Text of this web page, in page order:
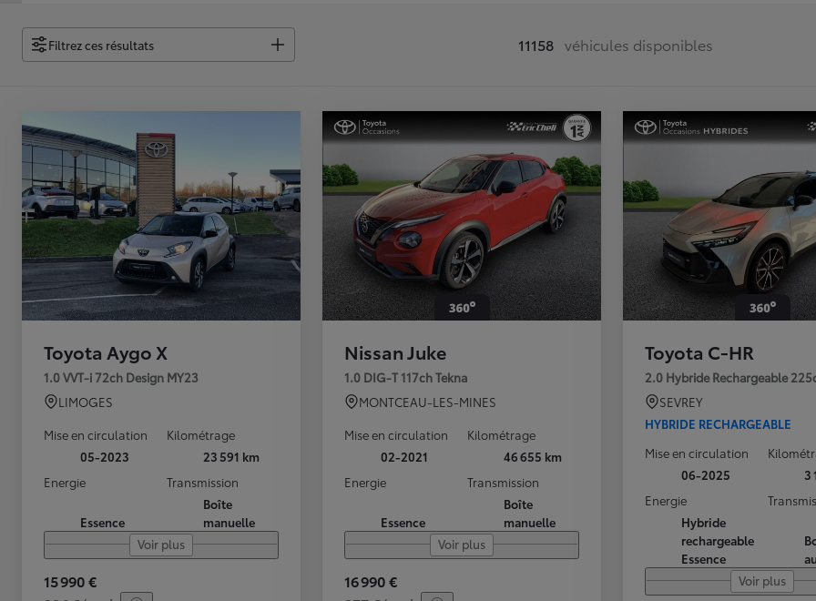
Filtrez ces résultats 11158 véhicules disponibles
Toyota Aygo X
1.0 VVT-i 72ch Design MY23
LIMOGES
Mise en circulation
05-2023
Kilométrage
23 591 km
Energie
Essence
Transmission
Boîte
manuelle
Voir plus
15 990 €
Nissan Juke
1.0 DIG-T 117ch Tekna
MONTCEAU-LES-MINES
Mise en circulation
02-2021
Kilométrage
46 655 km
Energie
Essence
Transmission
Boîte
manuelle
Voir plus
16 990 €
Toyota C-HR
2.0 Hybride Rechargeable
SEVREY
HYBRIDE RECHARGEABLE
Mise en circulation
06-2025
3
Energie
Hybride
rechargeable
Essence
Voir plus